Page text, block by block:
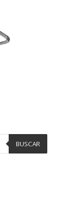
BUSCAR